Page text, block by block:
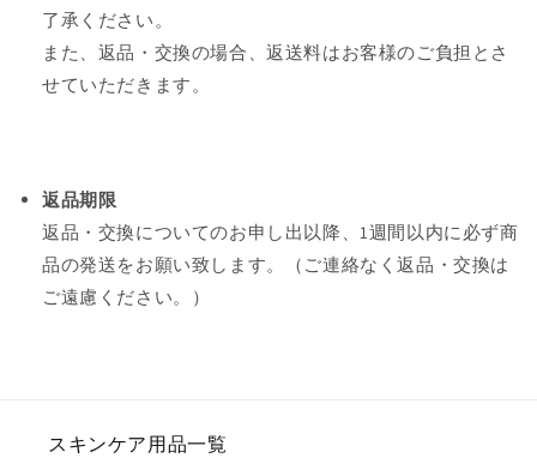
了承ください。
また、返品・交換の場合、返送料はお客様のご負担とさ
せていただきます。
返品期限
返品・交換についてのお申し出以降、1週間以内に必ず商
品の発送をお願い致します。
（ご連絡なく返品・交換は
ご遠慮ください。）
スキンケア用品一覧